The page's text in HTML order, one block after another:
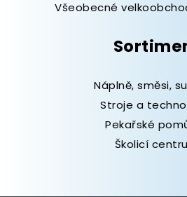
Všeobecné
Náplně, směsi,
Stroje a
Pekařské
Školicí